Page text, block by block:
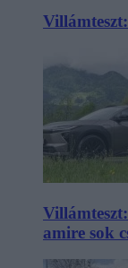
amire sok